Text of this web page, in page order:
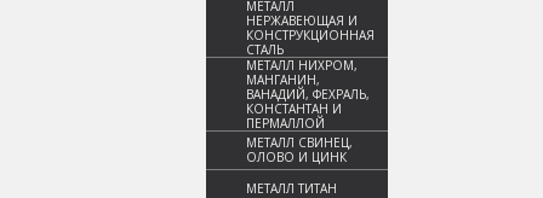
МЕТАЛЛ
НЕРЖАВЕЮЩАЯ И
КОНСТРУКЦИОННАЯ
СТАЛЬ
МЕТАЛЛ НИХРОМ,
МАНГАНИН,
ВАНАДИЙ, ФЕХРАЛЬ,
КОНСТАНТАН И
ПЕРМАЛЛОЙ
МЕТАЛЛ СВИНЕЦ,
ОЛОВО И ЦИНК
МЕТАЛЛ ТИТАН